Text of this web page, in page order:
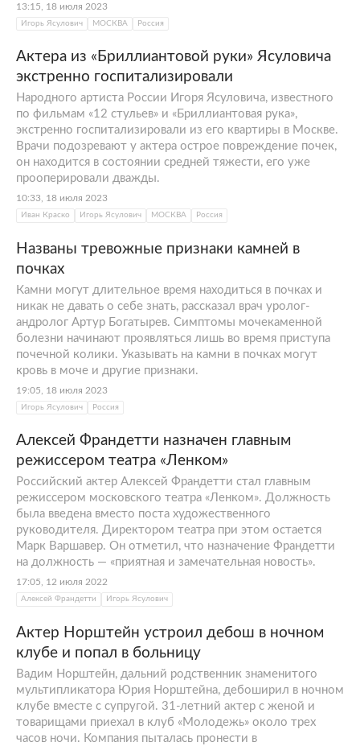
13:15, 18 июля 2023
Игорь Ясулович МОСКВА Россия
Актера из «Бриллиантовой руки» Ясуловича
экстренно госпитализировали
Народного артиста России Игоря Ясуловича, известного
по фильмам «12 стульев» и «Бриллиантовая рука»,
экстренно госпитализировали из его квартиры в Москве.
Врачи подозревают у актера острое повреждение почек,
он находится в состоянии средней тяжести, его уже
прооперировали дважды.
10:33, 18 июля 2023
Иван Краско Игорь Ясулович МОСКВА Россия
Названы тревожные признаки камней в
почках
Камни могут длительное время находиться в почках и
никак не давать о себе знать, рассказал врач уролог-
андролог Артур Богатырев. Симптомы мочекаменной
болезни начинают проявляться лишь во время приступа
почечной колики. Указывать на камни в почках могут
кровь в моче и другие признаки.
19:05, 18 июля 2023
Игорь Ясулович Россия
Алексей Франдетти назначен главным
режиссером театра «Ленком»
Российский актер Алексей Франдетти стал главным
режиссером московского театра «Ленком». Должность
была введена вместо поста художественного
руководителя. Директором театра при этом остается
Марк Варшавер. Он отметил, что назначение Франдетти
на должность — «приятная и замечательная новость».
17:05, 12 июля 2022
Алексей Франдетти Игорь Ясулович
Актер Норштейн устроил дебош в ночном
клубе и попал в больницу
Вадим Норштейн, дальний родственник знаменитого
мультипликатора Юрия Норштейна, дебоширил в ночном
клубе вместе с супругой. 31-летний актер с женой и
товарищами приехал в клуб «Молодежь» около трех
часов ночи. Компания пыталась пронести в